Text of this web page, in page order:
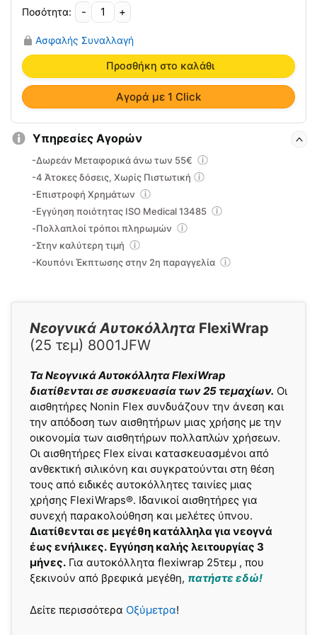
Νεογνικά Αυτοκόλλητα FlexiWrap
(25 τεμ) 8001JFW
Τα Νεογνικά Αυτοκόλλητα FlexiWrap
διατίθενται σε συσκευασία των 25 τεμαχίων. Οι
αισθητήρες Nonin Flex συνδυάζουν την άνεση και
την απόδοση των αισθητήρων μιας χρήσης με την
οικονομία των αισθητήρων πολλαπλών χρήσεων.
Οι αισθητήρες Flex είναι κατασκευασμένοι από
ανθεκτική σιλικόνη και συγκρατούνται στη θέση
τους από ειδικές αυτοκόλλητες ταινίες μιας
χρήσης FlexiWraps®. Iδανικοί αισθητήρες για
συνεχή παρακολούθηση και μελέτες ύπνου.
Διατίθενται σε μεγέθη κατάλληλα για νεογνά
έως ενήλικες. Εγγύηση καλής λειτουργίας 3
μήνες. Για αυτοκόλλητα flexiwrap 25τεμ , που
ξεκινούν από βρεφικά μεγέθη, πατήστε εδώ!
Δείτε περισσότερα Οξύμετρα!
-
Αυτοκόλλητα
FlexiWrap
Νεογνικά
(25
τεμ)
8001JFW
ποσότητα
+
Ασφαλής Συναλλαγή
Προσθήκη στο καλάθι
Αγορά με 1 Click
Υπηρεσίες Αγορών
-Δωρεάν Μεταφορικά άνω των 55€
-4 Άτοκες δόσεις, Χωρίς Πιστωτική
-Επιστροφή Χρημάτων
-Εγγύηση ποιότητας ISO Medical 13485
-Πολλαπλοί τρόποι πληρωμών
-Στην καλύτερη τιμή
-Κουπόνι Έκπτωσης στην 2η παραγγελία